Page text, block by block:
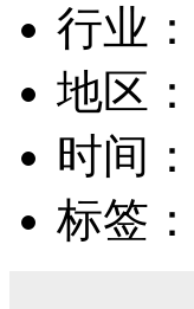
行业：
地区：
时间：
标签：